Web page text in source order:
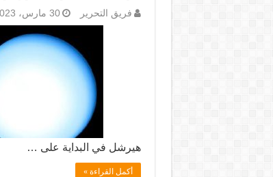
فريق التحرير 30 مارس، 2023
هيرشل في البداية على …
أكمل القراءة »